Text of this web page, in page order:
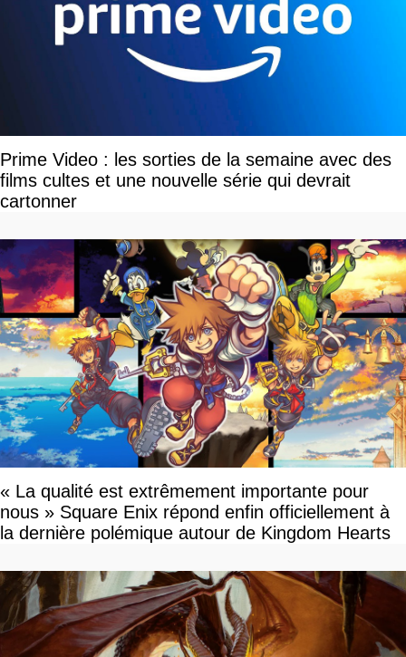
Prime Video : les sorties de la semaine avec des
films cultes et une nouvelle série qui devrait
cartonner
« La qualité est extrêmement importante pour
nous » Square Enix répond enfin officiellement à
la dernière polémique autour de Kingdom Hearts